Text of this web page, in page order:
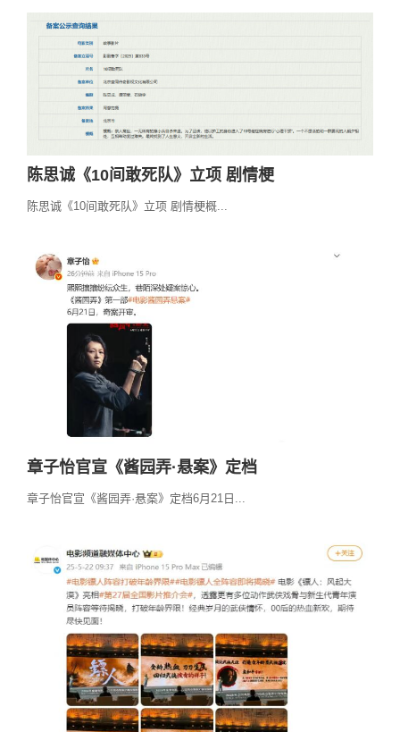
陈思诚《10间敢死队》立项 剧情梗
陈思诚《10间敢死队》立项 剧情梗概...
章子怡官宣《酱园弄·悬案》定档
章子怡官宣《酱园弄·悬案》定档6月21日...